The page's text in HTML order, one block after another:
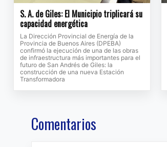
S. A. de Giles: El Municipio triplicará su
capacidad energética
La Dirección Provincial de Energía de la
Provincia de Buenos Aires (DPEBA)
confirmó la ejecución de una de las obras
de infraestructura más importantes para el
futuro de San Andrés de Giles: la
construcción de una nueva Estación
Transformadora
Comentarios